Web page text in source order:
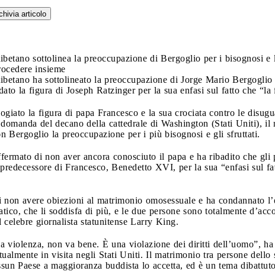
articolo
sottolinea la preoccupazione di Bergoglio per i bisognosi
insieme
ha sottolineato la preoccupazione di Jorge Mario
la figura di Joseph Ratzinger per la sua enfasi sul fatto che
la figura di papa Francesco e la sua crociata contro le
del decano della cattedrale di Washington (Stati Uniti),
Bergoglio la preoccupazione per i più bisognosi e gli sfruttati.
di non aver ancora conosciuto il papa e ha ribadito che
di Francesco, Benedetto XVI, per la sua “enfasi sul
avere obiezioni al matrimonio omosessuale e ha condannato
che li soddisfa di più, e le due persone sono totalmente
celebre giornalista statunitense Larry King.
violenza, non va bene. È una violazione dei diritti dell’uomo”,
in visita negli Stati Uniti. Il matrimonio tra persone dello
Paese a maggioranza buddista lo accetta, ed è un tema